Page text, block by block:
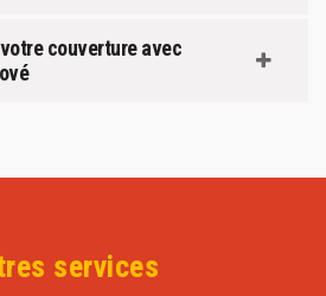
couverture avec
services